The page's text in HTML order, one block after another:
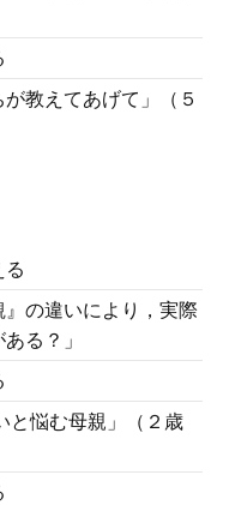
えてあげて」（５
の違いにより，実際
る？」
悩む母親」（２歳